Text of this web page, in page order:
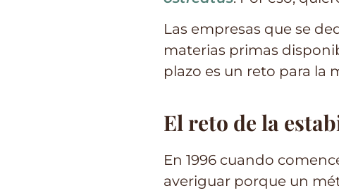
Las empresas que se
materias primas
plazo es un reto para la
El reto de la
En 1996 cuando
averiguar porque un